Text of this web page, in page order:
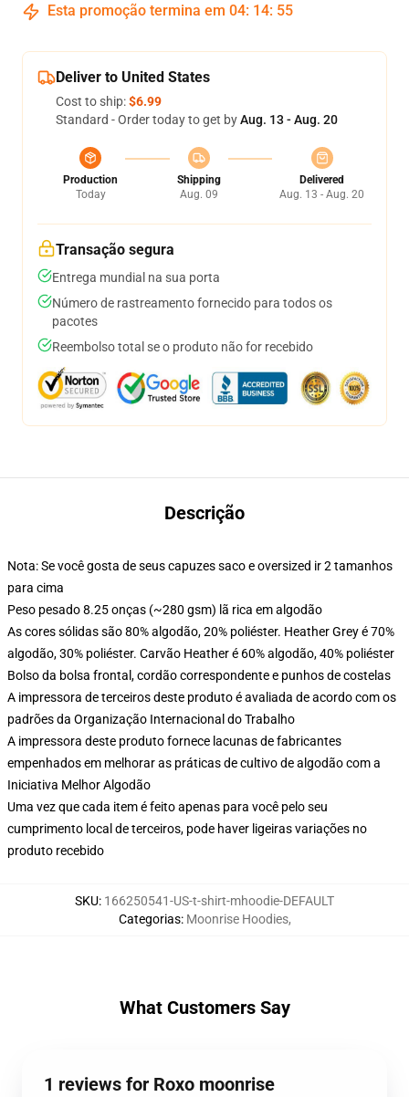
Esta promoção termina em 04: 14: 54
Deliver to United States
Cost to ship:$6.99
Standard - Order today to get byAug. 13 - Aug. 20
Production
Today
Shipping
Aug. 09
Delivered
Aug. 13 - Aug. 20
Transação segura
Entrega mundial na sua porta
Número de rastreamento fornecido para todos os
pacotes
Reembolso total se o produto não for recebido
Descrição
Nota: Se você gosta de seus capuzes saco e oversized ir 2 tamanhos
para cima
Peso pesado 8.25 onças (~280 gsm) lã rica em algodão
As cores sólidas são 80% algodão, 20% poliéster. Heather Grey é 70%
algodão, 30% poliéster. Carvão Heather é 60% algodão, 40% poliéster
Bolso da bolsa frontal, cordão correspondente e punhos de costelas
A impressora de terceiros deste produto é avaliada de acordo com os
padrões da Organização Internacional do Trabalho
A impressora deste produto fornece lacunas de fabricantes
empenhados em melhorar as práticas de cultivo de algodão com a
Iniciativa Melhor Algodão
Uma vez que cada item é feito apenas para você pelo seu
cumprimento local de terceiros, pode haver ligeiras variações no
produto recebido
SKU: 166250541-US-t-shirt-mhoodie-DEFAULT
Categorias: Moonrise Hoodies,
What Customers Say
1 reviews for Roxo moonrise